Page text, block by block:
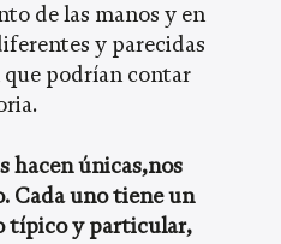
de las manos y en
y parecidas
podrían contar
hacen únicas,nos
Cada uno tiene un
típico y particular,